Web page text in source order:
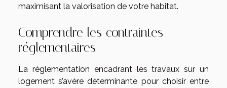
maximisant la valorisation de votre habitat.
Comprendre les contraintes
réglementaires
La réglementation encadrant les travaux sur un
logement s’avère déterminante pour choisir entre